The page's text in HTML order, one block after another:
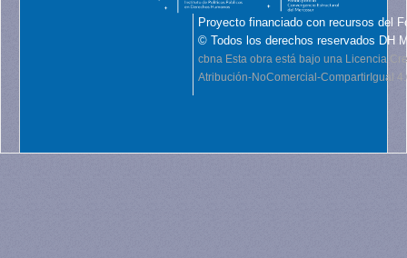
Proyecto financiado con recursos del
© Todos los derechos reservados DH
cbna Esta obra está bajo una Licencia
Atribución-NoComercial-CompartirIgual